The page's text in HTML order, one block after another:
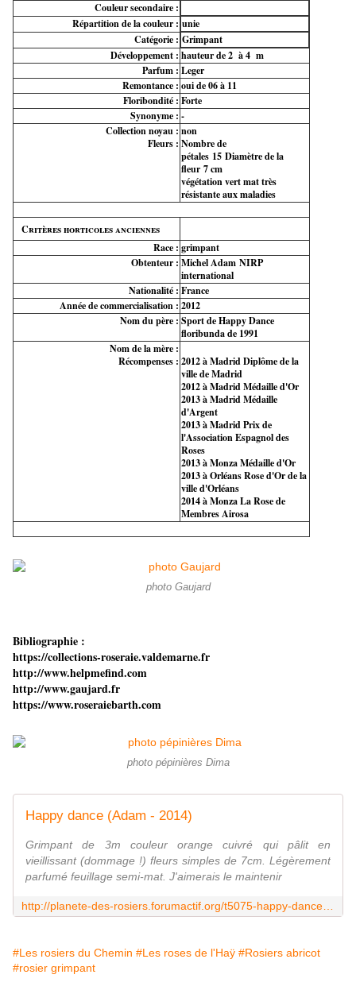
Couleur secondaire :
Répartition de la couleur : unie
Catégorie : Grimpant
Développement : hauteur de 2 à 4 m
Parfum : Leger
Remontance : oui de 06 à 11
Floribondité : Forte
Synonyme : -
Collection noyau :
Fleurs :
non
Nombre de
pétales 15 Diamètre de la
fleur 7 cm
végétation vert mat très
résistante aux maladies
Critères horticoles anciennes
Race : grimpant
Obtenteur : Michel Adam NIRP
international
Nationalité : France
Année de commercialisation : 2012
Nom du père : Sport de Happy Dance
floribunda de 1991
Nom de la mère :
Récompenses : 2012 à Madrid Diplôme de la
ville de Madrid
2012 à Madrid Médaille d'Or
2013 à Madrid Médaille
d'Argent
2013 à Madrid Prix de
l'Association Espagnol des
Roses
2013 à Monza Médaille d'Or
2013 à Orléans Rose d'Or de la
ville d'Orléans
2014 à Monza La Rose de
Membres Airosa
photo Gaujard
Bibliographie :
https://collections-roseraie.valdemarne.fr
http://www.helpmefind.com
http://www.gaujard.fr
https://www.roseraiebarth.com
photo pépinières Dima
Happy dance (Adam - 2014)
Grimpant de 3m couleur orange cuivré qui pâlit en
vieillissant (dommage !) fleurs simples de 7cm. Légèrement
parfumé feuillage semi-mat. J'aimerais le maintenir
#Les rosiers du Chemin #Les roses de l'Haÿ #Rosiers abricot
#rosier grimpant